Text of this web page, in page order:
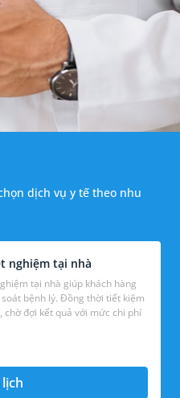
dịch vụ y tế theo nhu
nghiệm tại nhà
tại nhà giúp khách hàng
bệnh lý. Đồng thời tiết kiệm